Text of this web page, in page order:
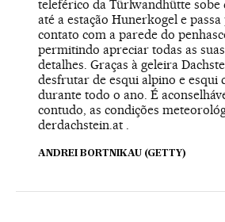
teleférico da Türlwandhütte sobe
até a estação Hunerkogel e
contato com a parede do
permitindo apreciar todas as
detalhes. Graças à geleira
desfrutar de esqui alpino e esqui
durante todo o ano. É
contudo, as condições
derdachstein.at .
ANDREI BORTNIKAU (GETTY)